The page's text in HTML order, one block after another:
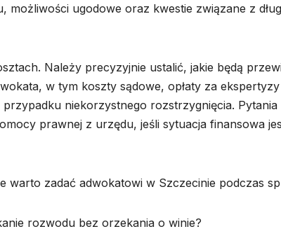
możliwości ugodowe oraz kwestie związane z
Należy precyzyjnie ustalić, jakie będą
w tym koszty sądowe, opłaty za
niekorzystnego rozstrzygnięcia. Pytania
prawnej z urzędu, jeśli sytuacja finansowa
warto zadać adwokatowi w Szczecinie podczas
rozwodu bez orzekania o winie?